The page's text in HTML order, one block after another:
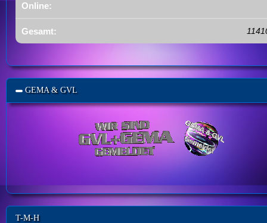
Online:
Gesamt:
GEMA & GVL
T-M-H